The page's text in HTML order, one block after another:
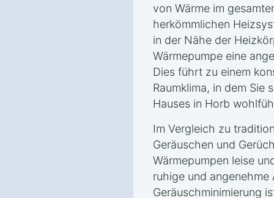
von Wärme im
herkömmlichen
in der Nähe der
Wärmepumpe eine
Dies führt zu einem
Raumklima, in dem Sie
Hauses in Horb
Im Vergleich zu
Geräuschen und
Wärmepumpen leise
ruhige und angenehme
Geräuschminimierung